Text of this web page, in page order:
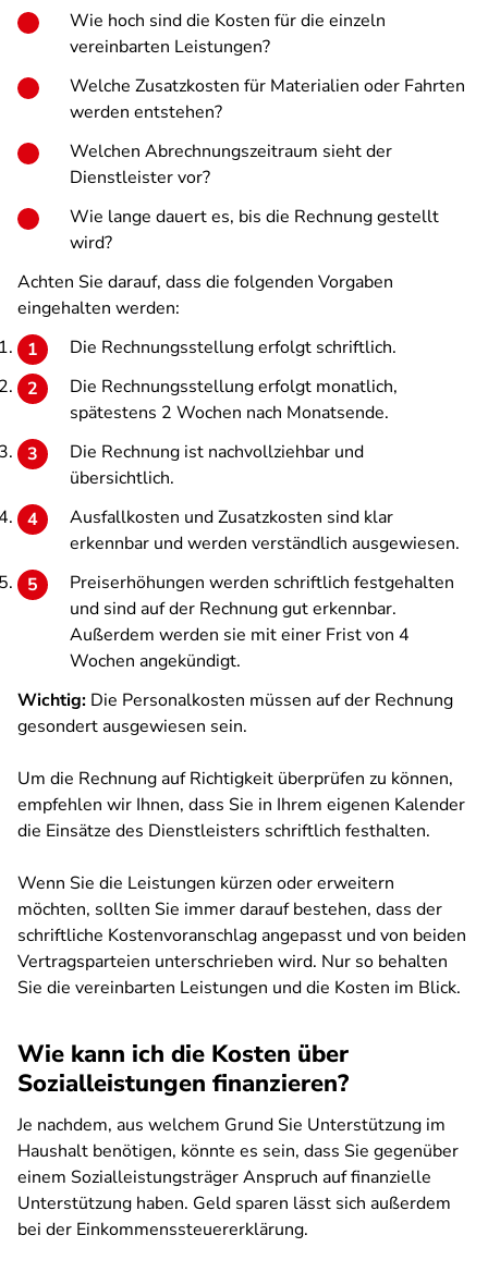
Wie hoch sind die Kosten für die einzeln
vereinbarten Leistungen?
Welche Zusatzkosten für Materialien oder Fahrten
werden entstehen?
Welchen Abrechnungszeitraum sieht der
Dienstleister vor?
Wie lange dauert es, bis die Rechnung gestellt
wird?
Achten Sie darauf, dass die folgenden Vorgaben
eingehalten werden:
Die Rechnungsstellung erfolgt schriftlich.
Die Rechnungsstellung erfolgt monatlich,
spätestens 2 Wochen nach Monatsende.
Die Rechnung ist nachvollziehbar und
übersichtlich.
Ausfallkosten und Zusatzkosten sind klar
erkennbar und werden verständlich ausgewiesen.
Preiserhöhungen werden schriftlich festgehalten
und sind auf der Rechnung gut erkennbar.
Außerdem werden sie mit einer Frist von 4
Wochen angekündigt.
Wichtig: Die Personalkosten müssen auf der Rechnung
gesondert ausgewiesen sein.
Um die Rechnung auf Richtigkeit überprüfen zu können,
empfehlen wir Ihnen, dass Sie in Ihrem eigenen Kalender
die Einsätze des Dienstleisters schriftlich festhalten.
Wenn Sie die Leistungen kürzen oder erweitern
möchten, sollten Sie immer darauf bestehen, dass der
schriftliche Kostenvoranschlag angepasst und von beiden
Vertragsparteien unterschrieben wird. Nur so behalten
Sie die vereinbarten Leistungen und die Kosten im Blick.
Wie kann ich die Kosten über
Sozialleistungen finanzieren?
Je nachdem, aus welchem Grund Sie Unterstützung im
Haushalt benötigen, könnte es sein, dass Sie gegenüber
einem Sozialleistungsträger Anspruch auf finanzielle
Unterstützung haben. Geld sparen lässt sich außerdem
bei der Einkommenssteuererklärung.